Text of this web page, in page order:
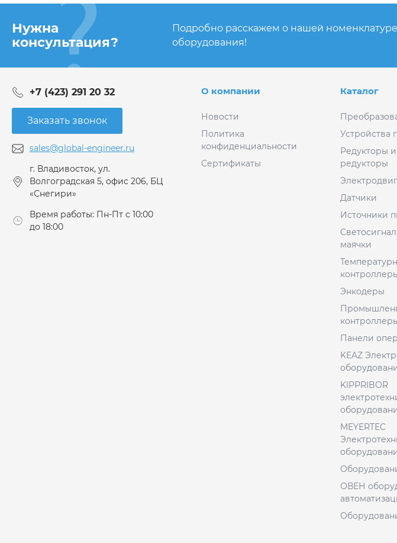
Нужна
консультация?
Подробно расскажем о нашей
оборудования!
+7 (423) 291 20 32
Заказать звонок
sales@global-engineer.ru
г. Владивосток, ул.
Волгоградская 5, офис 206, БЦ
«Снегири»
Время работы: Пн-Пт с 10:00
до 18:00
О компании
Новости
Политика
конфиденциальности
Сертификаты
Каталог
Устройства
Редукторы
редукторы
Датчики
Источники
маячки
Энкодеры
Панели
KEAZ
KIPPRIBOR
MEYERTEC
ОВЕН